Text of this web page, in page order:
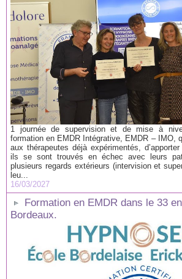
1 journée de supervision et de mise à
formation en EMDR Intégrative, EMDR – IMO,
aux thérapeutes déjà expérimentés,
ils se sont trouvés en échec avec leurs
plusieurs regards extérieurs (intervision et
leu...
16/03/2027
Formation en EMDR dans le 33
Bordeaux.